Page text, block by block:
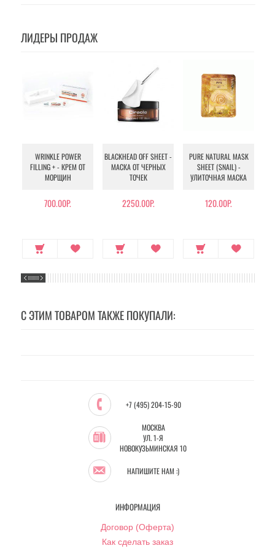
ЛИДЕРЫ ПРОДАЖ
WRINKLE POWER
FILLING + - КРЕМ ОТ
МОРЩИН
700.00Р.
BLACKHEAD OFF SHEET -
МАСКА ОТ ЧЕРНЫХ
ТОЧЕК
2250.00Р.
PURE NATURAL MASK
SHEET (SNAIL) -
УЛИТОЧНАЯ МАСКА
120.00Р.
С ЭТИМ ТОВАРОМ ТАКЖЕ ПОКУПАЛИ:
+7 (495) 204-15-90
МОСКВА
УЛ. 1-Я
НОВОКУЗЬМИНСКАЯ 10
НАПИШИТЕ НАМ :)
ИНФОРМАЦИЯ
Договор (Оферта)
Как сделать заказ